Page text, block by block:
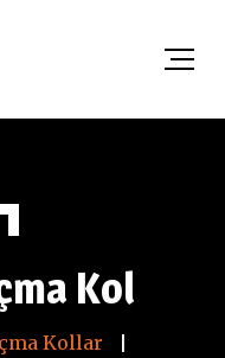
Kol
Kollar